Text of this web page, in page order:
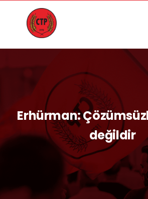
Erhürman:
değildir